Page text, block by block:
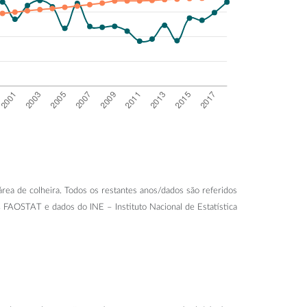
de colheira. Todos os restantes anos/dados são referidos
e dados do INE – Instituto Nacional de Estatística